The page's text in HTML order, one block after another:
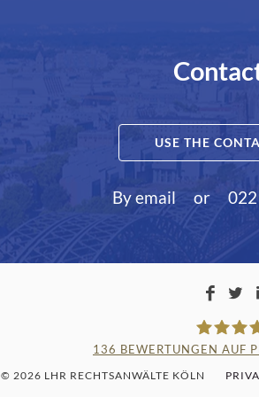
USE THE
By email or
136 BEWERTUNGEN AUF
© 2026 LHR RECHTSANWÄLTE KÖLN